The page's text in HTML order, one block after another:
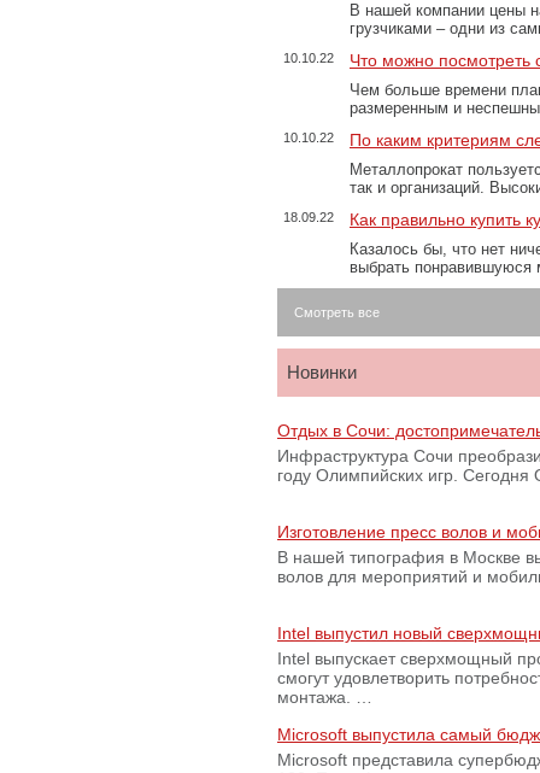
В нашей компании цены
грузчиками – одни из
10.10.22 Что можно посмотреть
Чем больше времени
размеренным и
10.10.22 По каким критериям
Металлопрокат
так и организаций.
18.09.22 Как правильно купить
Казалось бы, что нет
выбрать
Смотреть все
Новинки
Отдых в Сочи:
Инфраструктура Сочи
году Олимпийских игр.
Изготовление пресс волов и
В нашей типография в Москве
волов для мероприятий и
Intel выпустил новый
Intel выпускает сверхмощный
смогут удовлетворить
монтажа. …
Microsoft выпустила самый
Microsoft представила